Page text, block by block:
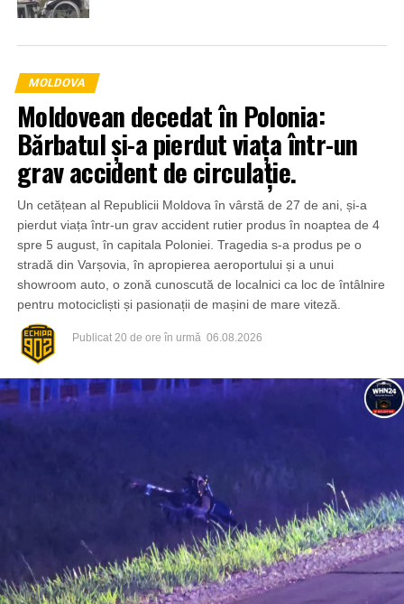
MOLDOVA
Moldovean decedat în Polonia:
Bărbatul și-a pierdut viața într-un
grav accident de circulație.
Un cetățean al Republicii Moldova în vârstă de 27 de ani, și-a
pierdut viața într-un grav accident rutier produs în noaptea de 4
spre 5 august, în capitala Poloniei. Tragedia s-a produs pe o
stradă din Varșovia, în apropierea aeroportului și a unui
showroom auto, o zonă cunoscută de localnici ca loc de întâlnire
pentru motocicliști și pasionații de mașini de mare viteză.
Publicat 20 de ore în urmă 06.08.2026